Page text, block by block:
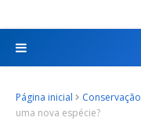
Página inicial Conservação
uma nova espécie?